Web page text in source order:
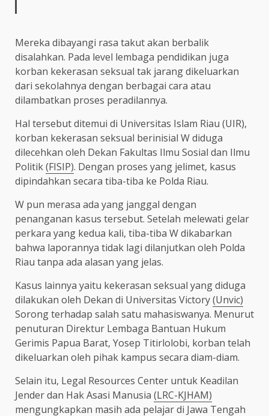
Mereka dibayangi rasa takut akan berbalik
disalahkan. Pada level lembaga pendidikan juga
korban kekerasan seksual tak jarang dikeluarkan
dari sekolahnya dengan berbagai cara atau
dilambatkan proses peradilannya.
Hal tersebut ditemui di Universitas Islam Riau (UIR),
korban kekerasan seksual berinisial W diduga
dilecehkan oleh Dekan Fakultas Ilmu Sosial dan Ilmu
Politik(FISIP). Dengan proses yang jelimet, kasus
dipindahkan secara tiba-tiba ke Polda Riau.
W pun merasa ada yang janggal dengan
penanganan kasus tersebut. Setelah melewati gelar
perkara yang kedua kali, tiba-tiba W dikabarkan
bahwa laporannya tidak lagi dilanjutkan oleh Polda
Riau tanpa ada alasan yang jelas.
Kasus lainnya yaitu kekerasan seksual yang diduga
dilakukan oleh Dekan di Universitas Victory(Unvic)
Sorong terhadap salah satu mahasiswanya. Menurut
penuturan Direktur Lembaga Bantuan Hukum
Gerimis Papua Barat, Yosep Titirlolobi, korban telah
dikeluarkan oleh pihak kampus secara diam-diam.
Selain itu, Legal Resources Center untuk Keadilan
Jender dan Hak Asasi Manusia (LRC-KJHAM)
mengungkapkan masih ada pelajar di Jawa Tengah